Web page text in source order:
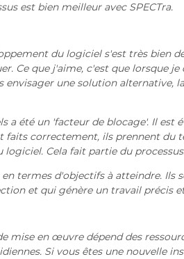
est bien meilleur avec SPECTra.
du logiciel s'est très bien
Ce que j'aime, c'est que lorsque
envisager une solution alternative,
a été un 'facteur de blocage'. Il est
correctement, ils prennent du
Cela fait partie du
termes d'objectifs à atteindre.
et qui génère un travail précis
mise en œuvre dépend des
Si vous êtes une nouvelle